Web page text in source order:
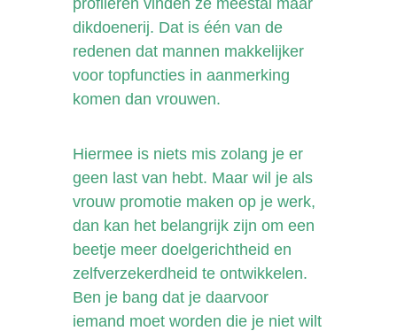
dikdoenerij. Dat is één van de
redenen dat mannen makkelijker
voor topfuncties in aanmerking
komen dan vrouwen.
Hiermee is niets mis zolang je er
geen last van hebt. Maar wil je als
vrouw promotie maken op je werk,
dan kan het belangrijk zijn om een
beetje meer doelgerichtheid en
zelfverzekerdheid te ontwikkelen.
Ben je bang dat je daarvoor
iemand moet worden die je niet wilt